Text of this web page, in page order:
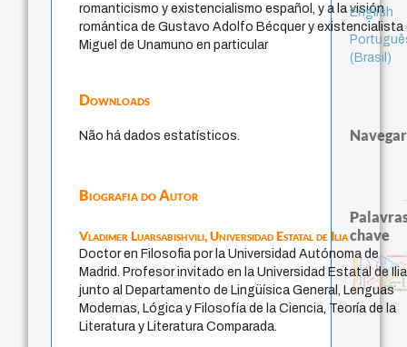
romanticismo y existencialismo español, y a la visión
romántica de Gustavo Adolfo Bécquer y existencialista
Miguel de Unamuno en particular
Downloads
Não há dados estatísticos.
Biografia do Autor
Vladimer Luarsabishvili,Universidad Estatal de Ilia
Doctor en Filosofia por la Universidad Autónoma de
Madrid. Profesor invitado en la Universidad Estatal de Ilia
junto al Departamento de Lingüísica General, Lenguas
Modernas, Lógica y Filosofía de la Ciencia, Teoría de la
Literatura y Literatura Comparada.
English
(Brasil)
Navegar
chave
fundamentalismo
jacobiprotágoras
experiência temporal
género
idade
intolerância
history of philosophy identidade nacional
homem-medida
filosofias
filosofia brasileira
palavra
perdón
leyes
violencia
logos pedagogia
lei
multidimensionalidade
acquaintance
desejo mind
realidad